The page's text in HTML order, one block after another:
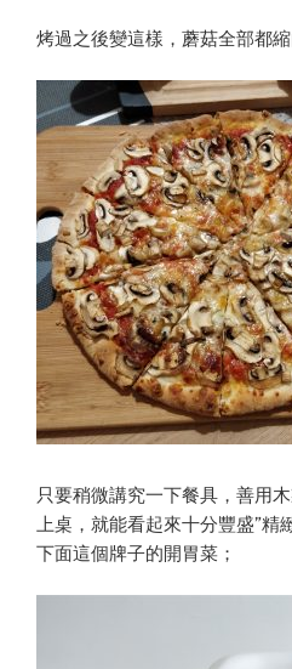
烤過之後變這樣，蘑菇全部都
只要稍微講究一下餐具，善用
上桌，就能看起來十分豐盛”精
下面這個牌子的開胃菜；